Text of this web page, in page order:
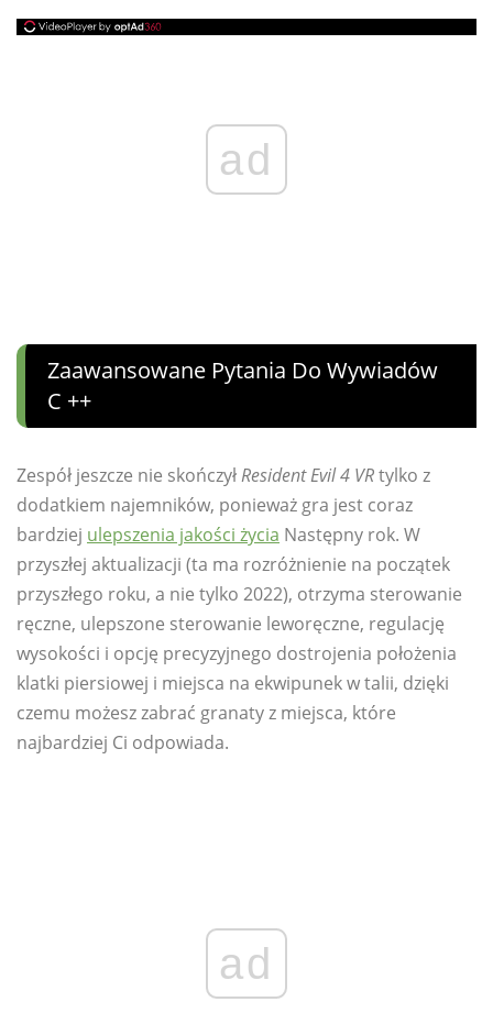
ad
Zaawansowane Pytania Do Wywiadów
C ++
Zespół jeszcze nie skończyłResident Evil 4 VRtylko z
dodatkiem najemników, ponieważ gra jest coraz
bardziej ulepszenia jakości życia Następny rok. W
przyszłej aktualizacji (ta ma rozróżnienie na początek
przyszłego roku, a nie tylko 2022), otrzyma sterowanie
ręczne, ulepszone sterowanie leworęczne, regulację
wysokości i opcję precyzyjnego dostrojenia położenia
klatki piersiowej i miejsca na ekwipunek w talii, dzięki
czemu możesz zabrać granaty z miejsca, które
najbardziej Ci odpowiada.
ad